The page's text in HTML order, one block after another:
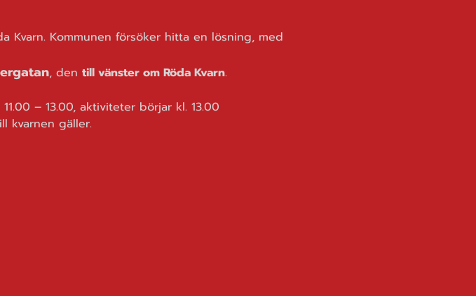
Kvarn. Kommunen försöker hitta en lösning, med
, den till vänster om Röda Kvarn.
– 13.00, aktiviteter börjar kl. 13.00
kvarnen gäller.